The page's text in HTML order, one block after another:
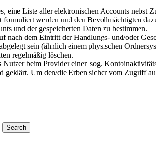
eine Liste aller elektronischen Accounts nebst
formuliert werden und den Bevollmächtigten
und der gespeicherten Daten zu bestimmen.
nach dem Eintritt der Handlungs- und/oder
sein (ähnlich einem physischen
regelmäßig löschen.
Nutzer beim Provider einen sog.
geklärt. Um den/die Erben sicher vom Zugriff